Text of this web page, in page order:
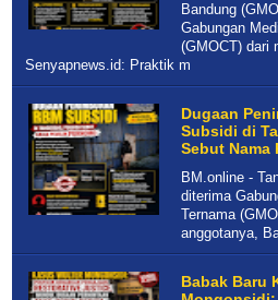
Bandung
Gabungan
(GMOCT) dari
Senyapnews.id: Praktik m
Dugaan
Subsidi di
Sebut Nama
BM.online -
diterima
Ternama
anggotanya,
Babak Baru